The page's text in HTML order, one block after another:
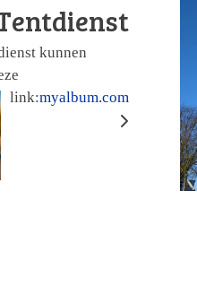
kunnen
link:myalbum.com